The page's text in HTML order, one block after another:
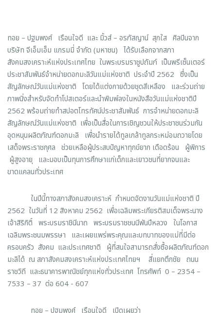
ทอย – ปฐมพงศ์ เรือนใจดี และ มิ้วส์ – อรภัสญาน์ สุกใส ศิลปินจาก
บริษัท จีเอ็มเอ็ม แกรมมี่ จำกัด (มหาชน) ได้รับเลือกจากสภา
สังคมสงเคราะห์แห่งประเทศไทย ในพระบรมราชูปถัมภ์ เป็นพรีเซ็นเตอร์
ประชาสัมพันธ์จำหน่ายดอกมะลิวันแม่แห่งชาติ ประจำปี 2562 ซึ่งเป็น
สัญลักษณ์วันแม่แห่งชาติ โดยได้แต่งกายด้วยชุดสีเหลือง และร่วมถ่าย
ภาพนิ่งสำหรับจัดทำโปสเตอร์และนำพิมพ์ลงในหนังสือวันแม่แห่งชาติปี
2562 พร้อมถ่ายทำสปอตโทรทัศน์ประชาสัมพันธ์ การจำหน่ายดอกมะลิ
สัญลักษณ์วันแม่แห่งชาติ เพื่อเป็นสื่อในการเชิญชวนให้ประชาชนร่วมกัน
อุดหนุนผลิตภัณฑ์ดอกมะลิ เพื่อนำรายได้ทูลเกล้าทูลกระหม่อมถวายโดย
เสด็จพระราชกุศล ช่วยเหลือผู้ประสบปัญหาทุกข์ยาก เดือดร้อน ผู้พิการ
ผู้สูงอายุ และมอบเป็นทุนการศึกษาแก่เด็กและเยาวชนที่ยากจนและ
ขาดแคลนทั่วประเทศ
ในปีนี้ทางสภาสังคมสงเคราะห์ กำหนดจัดงานวันแม่แห่งชาติ ปี
2562 ในวันที่ 12 สิงหาคม 2562 เพื่อเฉลิมพระเกียรติสมเด็จพระนาง
เจ้าสิริกิติ์ พระบรมราชินีนาถ พระบรมราชชนนีพันปีหลวง ในโอกาส
เฉลิมพระชนมพรรษา และเผยแพร่พระคุณและบทบาทของแม่ที่มีต่อ
ครอบครัว สังคม และประเทศชาติ ผู้ที่สนใจสามารถสั่งซื้อผลิตภัณฑ์ดอก
มะลิได้ ณ สภาสังคมสงเคราะห์แห่งประเทศไทยฯ สี่แยกตึกชัย ถนน
ราชวิถี และธนาคารพาณิชย์ทุกแห่งทั่วประเทศ โทรศัพท์ 0 – 2354 –
7533 – 37 ต่อ 604 - 607